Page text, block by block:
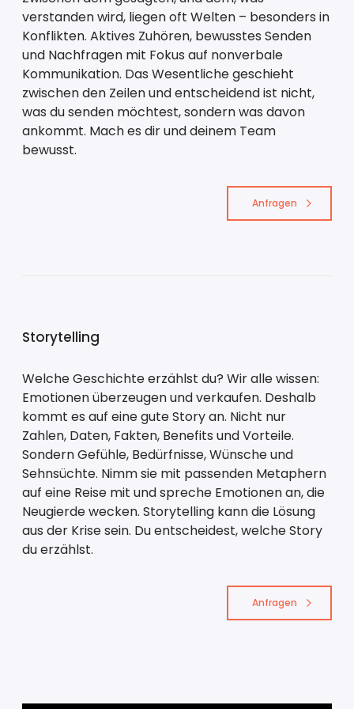
verstanden wird, liegen oft Welten – besonders in
Konflikten. Aktives Zuhören, bewusstes Senden
und Nachfragen mit Fokus auf nonverbale
Kommunikation. Das Wesentliche geschieht
zwischen den Zeilen und entscheidend ist nicht,
was du senden möchtest, sondern was davon
ankommt. Mach es dir und deinem Team
bewusst.
Anfragen
Storytelling
Welche Geschichte erzählst du? Wir alle wissen:
Emotionen überzeugen und verkaufen. Deshalb
kommt es auf eine gute Story an. Nicht nur
Zahlen, Daten, Fakten, Benefits und Vorteile.
Sondern Gefühle, Bedürfnisse, Wünsche und
Sehnsüchte. Nimm sie mit passenden Metaphern
auf eine Reise mit und spreche Emotionen an, die
Neugierde wecken. Storytelling kann die Lösung
aus der Krise sein. Du entscheidest, welche Story
du erzählst.
Anfragen